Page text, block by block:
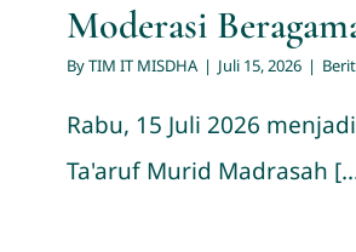
Moderasi
ByTIM IT MISDHA | Juli 15, 2026 |
Rabu, 15 Juli 2026
Ta'aruf Murid Madrasah